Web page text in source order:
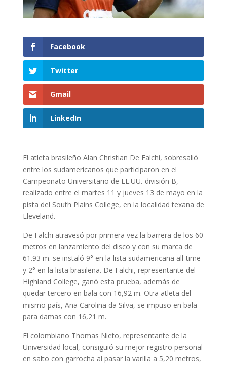
Facebook
Twitter
Gmail
LinkedIn
El atleta brasileño Alan Christian De Falchi, sobresalió
entre los sudamericanos que participaron en el
Campeonato Universitario de EE.UU.-división B,
realizado entre el martes 11 y jueves 13 de mayo en la
pista del South Plains College, en la localidad texana de
Lleveland.
De Falchi atravesó por primera vez la barrera de los 60
metros en lanzamiento del disco y con su marca de
61.93 m. se instaló 9° en la lista sudamericana all-time
y 2° en la lista brasileña. De Falchi, representante del
Highland College, ganó esta prueba, además de
quedar tercero en bala con 16,92 m. Otra atleta del
mismo país, Ana Carolina da Silva, se impuso en bala
para damas con 16,21 m.
El colombiano Thomas Nieto, representante de la
Universidad local, consiguió su mejor registro personal
en salto con garrocha al pasar la varilla a 5,20 metros,